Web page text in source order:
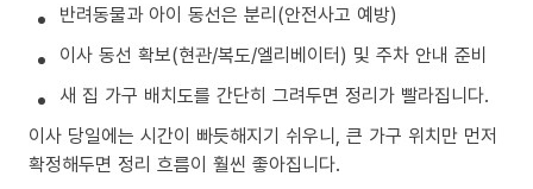
반려동물과 아이 동선은 분리(안전사고 예방)
이사 동선 확보(현관/복도/엘리베이터) 및 주차 안내 준비
새 집 가구 배치도를 간단히 그려두면 정리가 빨라집니다.
이사 당일에는 시간이 빠듯해지기 쉬우니, 큰 가구 위치만 먼저
확정해두면 정리 흐름이 훨씬 좋아집니다.